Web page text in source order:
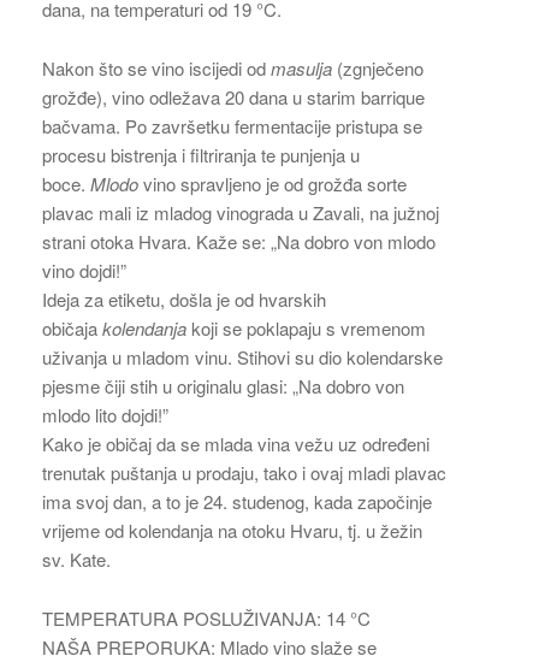
dana, na temperaturi od 19 °C.
Nakon što se vino iscijedi odmasulja (zgnječeno
grožđe), vino odležava 20 dana u starim barrique
bačvama. Po završetku fermentacije pristupa se
procesu bistrenja i filtriranja te punjenja u
boce. Mlodovino spravljeno je od grožđa sorte
plavac mali iz mladog vinograda u Zavali, na južnoj
strani otoka Hvara. Kaže se: „Na dobro von mlodo
vino dojdi!”
Ideja za etiketu, došla je od hvarskih
običajakolendanja koji se poklapaju s vremenom
uživanja u mladom vinu. Stihovi su dio kolendarske
pjesme čiji stih u originalu glasi: „Na dobro von
mlodo lito dojdi!”
Kako je običaj da se mlada vina vežu uz određeni
trenutak puštanja u prodaju, tako i ovaj mladi plavac
ima svoj dan, a to je 24. studenog, kada započinje
vrijeme od kolendanja na otoku Hvaru, tj. u žežin
sv. Kate.
TEMPERATURA POSLUŽIVANJA: 14 °C
NAŠA PREPORUKA: Mlado vino slaže se